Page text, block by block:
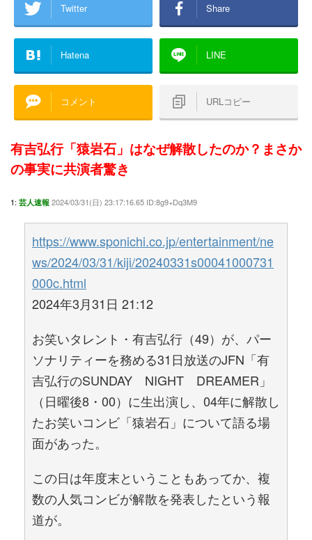
Twitter Share
Hatena LINE
コメント URLコピー
有吉弘行「猿岩石」はなぜ解散したのか？まさか
の事実に共演者驚き
1: 芸人速報 2024/03/31(日) 23:17:16.65 ID:8g9+Dq3M9
https://www.sponichi.co.jp/entertainment/ne
ws/2024/03/31/kiji/20240331s00041000731
000c.html
2024年3月31日 21:12
お笑いタレント・有吉弘行（49）が、パー
ソナリティーを務める31日放送のJFN「有
吉弘行のSUNDAY NIGHT DREAMER」
（日曜後8・00）に生出演し、04年に解散し
たお笑いコンビ「猿岩石」について語る場
面があった。
この日は年度末ということもあってか、複
数の人気コンビが解散を発表したという報
道が。